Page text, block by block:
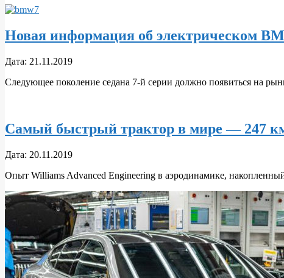
Новая информация об электрическом
2019-
21
Дата: 21.11.2019
Следующее поколение седана 7-й серии должно появиться на
Самый быстрый трактор в мире — 247
2019-
20
Дата: 20.11.2019
Опыт Williams Advanced Engineering в аэродинамике,